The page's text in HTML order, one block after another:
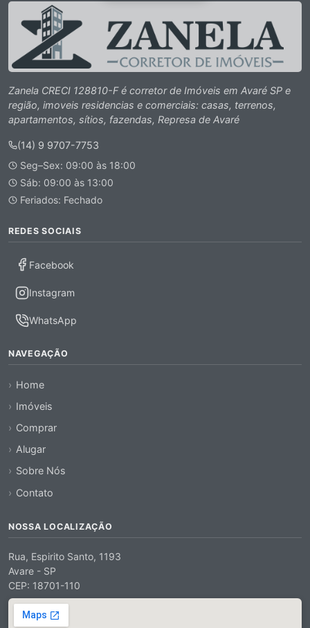
Zanela CRECI 128810-F é corretor de Imóveis em Avaré SP e
região, imoveis residencias e comerciais: casas, terrenos,
apartamentos, sítios, fazendas, Represa de Avaré
(14) 9 9707-7753
Seg–Sex: 09:00 às 18:00
Sáb: 09:00 às 13:00
Feriados: Fechado
REDES SOCIAIS
Facebook
Instagram
WhatsApp
NAVEGAÇÃO
Home
Imóveis
Comprar
Alugar
Sobre Nós
Contato
NOSSA LOCALIZAÇÃO
Rua, Espirito Santo, 1193
Avare - SP
CEP: 18701-110